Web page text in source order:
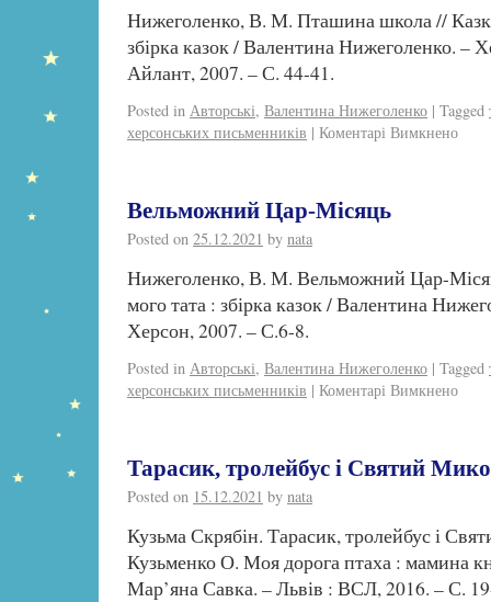
Нижеголенко, В. М. Пташина школа //
збірка казок / Валентина Нижеголенко. –
Айлант, 2007. – С. 44-41.
Posted in Авторські, Валентина Нижеголенко | Tagged
херсонських письменників | Коментарі Вимкнено
Вельможний Цар-Місяць
Posted on 25.12.2021 by nata
Нижеголенко, В. М. Вельможний Цар-
мого тата : збірка казок / Валентина
Херсон, 2007. – С.6-8.
Posted in Авторські, Валентина Нижеголенко | Tagged
херсонських письменників | Коментарі Вимкнено
Тарасик, тролейбус і Святий
Posted on 15.12.2021 by nata
Кузьма Скрябін. Тарасик, тролейбус і
Кузьменко О. Моя дорога птаха : мамина
Мар’яна Савка. – Львів : ВСЛ, 2016. – С.